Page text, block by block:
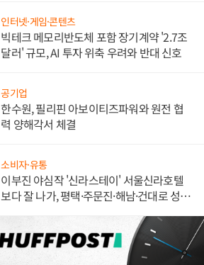
인터넷·게임·콘텐츠
빅테크 메모리반도체 포함 장기계약 '2.7조
달러' 규모, AI 투자 위축 우려와 반대 신호
공기업
한수원, 필리핀 아보이티즈파워와 원전 협
력 양해각서 체결
소비자·유통
이부진 야심작 '신라스테이' 서울신라호텔
보다 잘 나가, 평택·주문진·해남·건대로 성